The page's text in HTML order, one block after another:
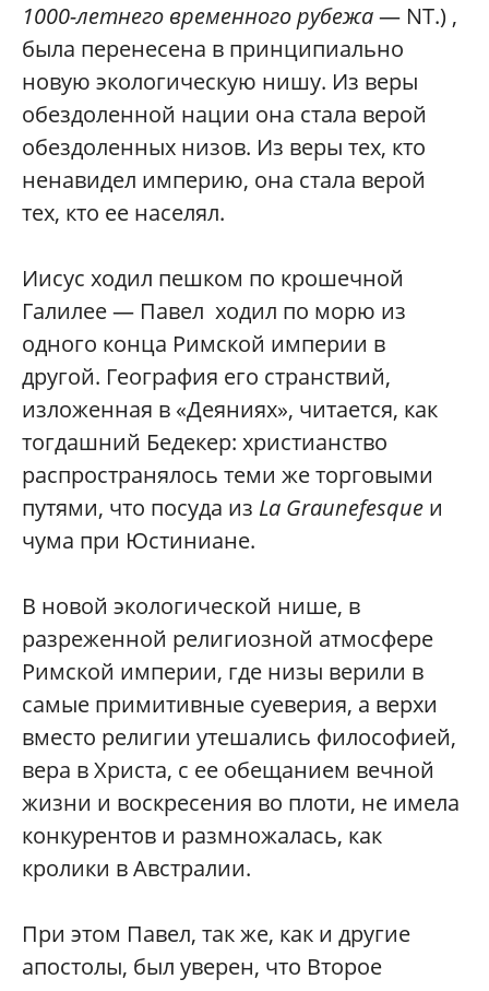
1000-летнего временного рубежа— NT.) ,
была перенесена в принципиально
новую экологическую нишу. Из веры
обездоленной нации она стала верой
обездоленных низов. Из веры тех, кто
ненавидел империю, она стала верой
тех, кто ее населял.
Иисус ходил пешком по крошечной
Галилее — Павел ходил по морю из
одного конца Римской империи в
другой. География его странствий,
изложенная в «Деяниях», читается, как
тогдашний Бедекер: христианство
распространялось теми же торговыми
путями, что посуда из La Graunefesque и
чума при Юстиниане.
В новой экологической нише, в
разреженной религиозной атмосфере
Римской империи, где низы верили в
самые примитивные суеверия, а верхи
вместо религии утешались философией,
вера в Христа, с ее обещанием вечной
жизни и воскресения во плоти, не имела
конкурентов и размножалась, как
кролики в Австралии.
При этом Павел, так же, как и другие
апостолы, был уверен, что Второе